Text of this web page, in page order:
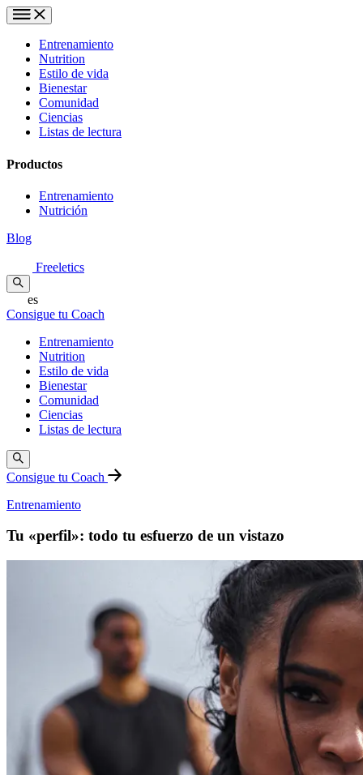
Entrenamiento
Nutrition
Estilo de vida
Bienestar
Comunidad
Ciencias
Listas de lectura
Productos
Entrenamiento
Nutrición
Blog
Freeletics
es
Consigue tu Coach
Entrenamiento
Nutrition
Estilo de vida
Bienestar
Comunidad
Ciencias
Listas de lectura
Consigue tu Coach
Entrenamiento
Tu «perfil»: todo tu esfuerzo de un vistazo